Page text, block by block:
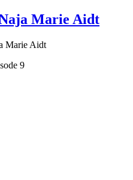
Marie Aidt
9